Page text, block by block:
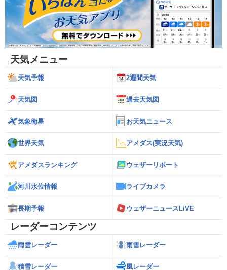
天気メニュー
天気予報 2週間天気
天気図 過去天気図
気象衛星 お天気ニュース
世界天気 アメダス(実況天気)
アメダスランキング ウェザーリポート
河川水位情報 ライブカメラ
長期予報 ウェザーニュースLiVE
レーダーコンテンツ
雨雲レーダー 雨雪レーダー
積雪レーダー 風レーダー